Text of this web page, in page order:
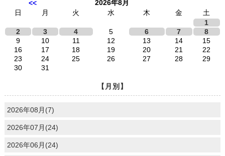
<<
2026年8月
日
月 火 水 木 金
土
1
2
3 4 5 6 7
8
9
10 11 12 13 14
15
16
17 18 19 20 21
22
23
24 25 26 27 28
29
30
31
【月別】
2026年08月(7)
2026年07月(24)
2026年06月(24)